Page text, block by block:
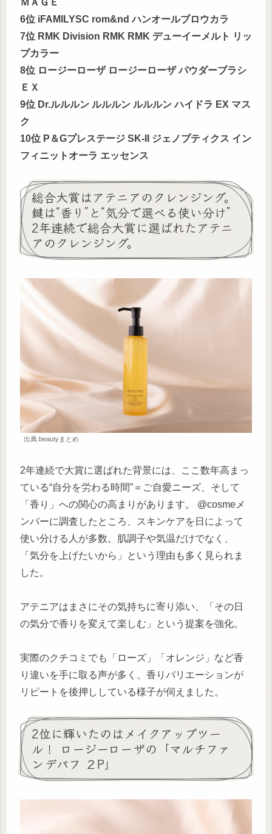
ＭＡＧＥ
6位 iFAMILYSC rom&nd ハンオールブロウカラ
7位 RMK Division RMK RMK デューイーメルト リッ
プカラー
8位 ロージーローザ ロージーローザ パウダーブラシ
ＥＸ
9位 Dr.ルルルン ルルルン ルルルン ハイドラ EX マス
ク
10位 P＆Gプレステージ SK-II ジェノプティクス イン
フィニットオーラ エッセンス
総合大賞はアテニアのクレンジング。
鍵は“香り”と“気分で選べる使い分け”
2年連続で総合大賞に選ばれたアテニ
アのクレンジング。
出典:beautyまとめ
2年連続で大賞に選ばれた背景には、ここ数年高まっ
ている“自分を労わる時間”＝ご自愛ニーズ、そして
「香り」への関心の高まりがあります。 @cosmeメ
ンバーに調査したところ、スキンケアを日によって
使い分ける人が多数。肌調子や気温だけでなく、
「気分を上げたいから」という理由も多く見られま
した。
アテニアはまさにその気持ちに寄り添い、「その日
の気分で香りを変えて楽しむ」という提案を強化。
実際のクチコミでも「ローズ」「オレンジ」など香
り違いを手に取る声が多く、香りバリエーションが
リピートを後押ししている様子が伺えました。
2位に輝いたのはメイクアップツー
ル！ ロージーローザの「マルチファ
ンデパフ ２P」